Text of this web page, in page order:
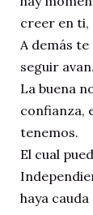
creer en ti,
A demás
seguir
La buena
confianza,
tenemos.
El cual
haya